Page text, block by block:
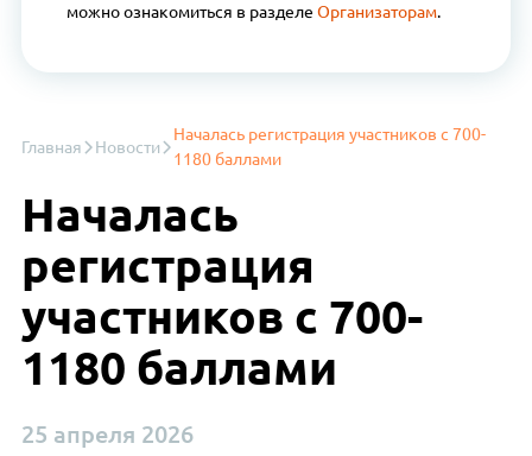
можно ознакомиться в разделе Организаторам.
Главная Новости
Началась регистрация участников с 700-
1180 баллами
Началась
регистрация
участников с 700-
1180 баллами
25 апреля 2026